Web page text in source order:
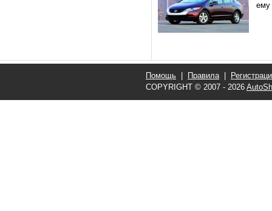
ему
Помощь Правила|
COPYRIGHT © 2007 - 2026